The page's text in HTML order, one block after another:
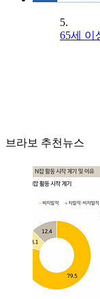
5.
65세 이
브라보 추천뉴스